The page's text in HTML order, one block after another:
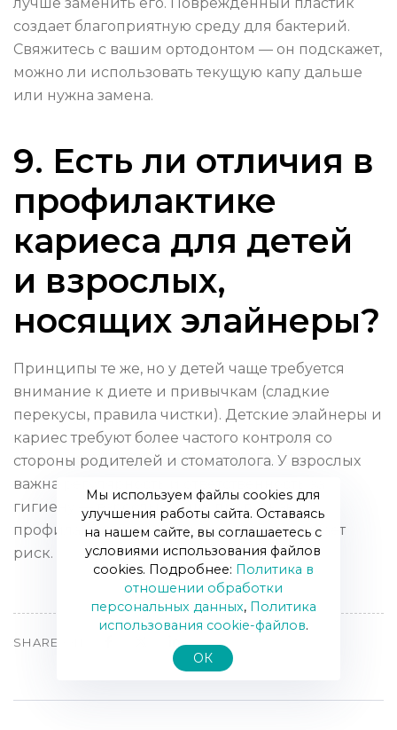
создает благоприятную среду для бактерий.
Свяжитесь с вашим ортодонтом — он подскажет,
можно ли использовать текущую капу дальше
или нужна замена.
9. Есть ли отличия в
профилактике
кариеса для детей
и взрослых,
носящих элайнеры?
Принципы те же, но у детей чаще требуется
внимание к диете и привычкам (сладкие
перекусы, правила чистки). Детские элайнеры и
кариес требуют более частого контроля со
стороны родителей и стоматолога. У взрослых
важна регулярность и ответственность за
гигиену — взрослые чаще пропускают
профилактические приёмы, а это повышает
риск.
SHARE ON
Мы используем файлы cookies для
улучшения работы сайта. Оставаясь
на нашем сайте, вы соглашаетесь с
условиями использования файлов
cookies. Подробнее: Политика в
отношении обработки
персональных данных, Политика
использования сookie-файлов.
ОК